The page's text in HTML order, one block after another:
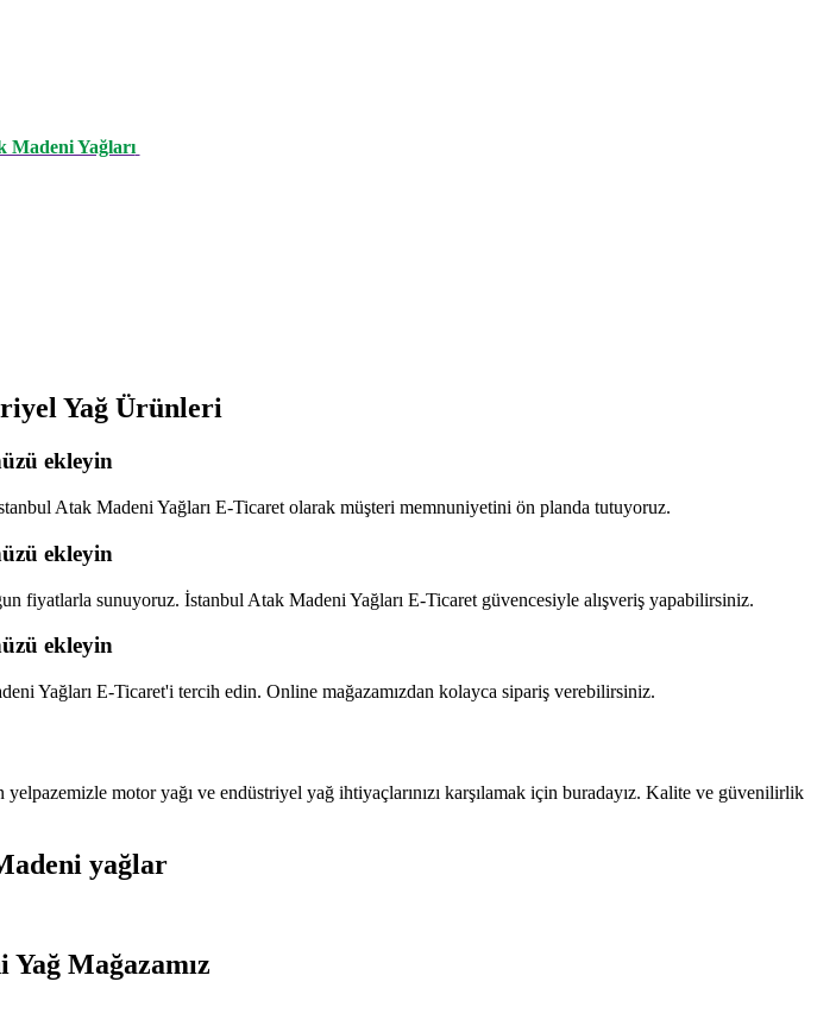
Madeni Yağları
Yağ Ürünleri
ekleyin
Atak Madeni Yağları E-Ticaret olarak müşteri memnuniyetini ön planda tutuyoruz.
ekleyin
fiyatlarla sunuyoruz. İstanbul Atak Madeni Yağları E-Ticaret güvencesiyle alışveriş yapabilirsiniz.
ekleyin
Yağları E-Ticaret'i tercih edin. Online mağazamızdan kolayca sipariş verebilirsiniz.
motor yağı ve endüstriyel yağ ihtiyaçlarınızı karşılamak için buradayız. Kalite ve güvenilirlik
yağlar
Mağazamız